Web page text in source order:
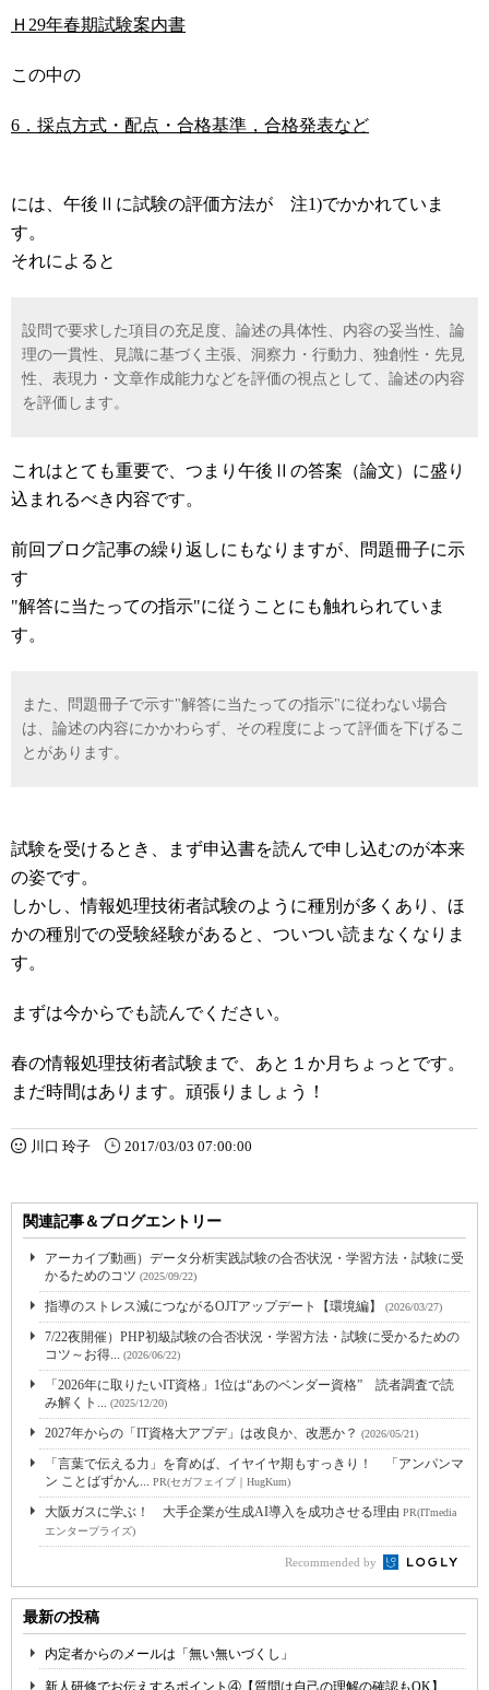
Ｈ29年春期試験案内書
この中の
6．採点方式・配点・合格基準，合格発表など
には、午後Ⅱに試験の評価方法が 注1)でかかれていま
す。
それによると
設問で要求した項目の充足度、論述の具体性、内容の妥当性、論
理の一貫性、見識に基づく主張、洞察力・行動力、独創性・先見
性、表現力・文章作成能力などを評価の視点として、論述の内容
を評価します。
これはとても重要で、つまり午後Ⅱの答案（論文）に盛り
込まれるべき内容です。
前回ブログ記事の繰り返しにもなりますが、問題冊子に示
す
"解答に当たっての指示"に従うことにも触れられていま
す。
また、問題冊子で示す"解答に当たっての指示"に従わない場合
は、論述の内容にかかわらず、その程度によって評価を下げるこ
とがあります。
試験を受けるとき、まず申込書を読んで申し込むのが本来
の姿です。
しかし、情報処理技術者試験のように種別が多くあり、ほ
かの種別での受験経験があると、ついつい読まなくなりま
す。
まずは今からでも読んでください。
春の情報処理技術者試験まで、あと１か月ちょっとです。
まだ時間はあります。頑張りましょう！
川口 玲子 2017/03/03 07:00:00
関連記事＆ブログエントリー
アーカイブ動画）データ分析実践試験の合否状況・学習方法・試験に受
かるためのコツ (2025/09/22)
指導のストレス減につながるOJTアップデート【環境編】 (2026/03/27)
7/22夜開催）PHP初級試験の合否状況・学習方法・試験に受かるための
コツ～お得... (2026/06/22)
「2026年に取りたいIT資格」1位は“あのベンダー資格” 読者調査で読
み解くト... (2025/12/20)
2027年からの「IT資格大アプデ」は改良か、改悪か？ (2026/05/21)
「言葉で伝える力」を育めば、イヤイヤ期もすっきり！ 「アンパンマ
ン ことばずかん... PR(セガフェイブ｜HugKum)
大阪ガスに学ぶ！ 大手企業が生成AI導入を成功させる理由 PR(ITmedia
エンタープライズ)
Recommended by
最新の投稿
内定者からのメールは「無い無いづくし」